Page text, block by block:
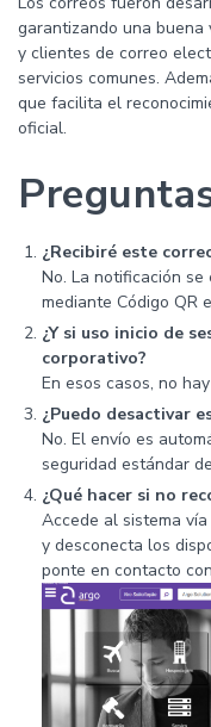
garantizando una
y clientes de correo
servicios comunes.
que facilita el
oficial.
¿Recibiré este
No. La notificación
mediante Código QR
¿Y si uso inicio de
corporativo?
En esos casos, no
¿Puedo desactivar
No. El envío es
seguridad estándar
¿Qué hacer si no
Accede al sistema
y desconecta los
ponte en contacto